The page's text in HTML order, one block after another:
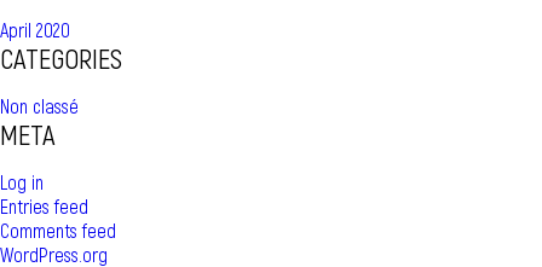
April 2020
CATEGORIES
Non classé
META
Log in
Entries feed
Comments feed
WordPress.org